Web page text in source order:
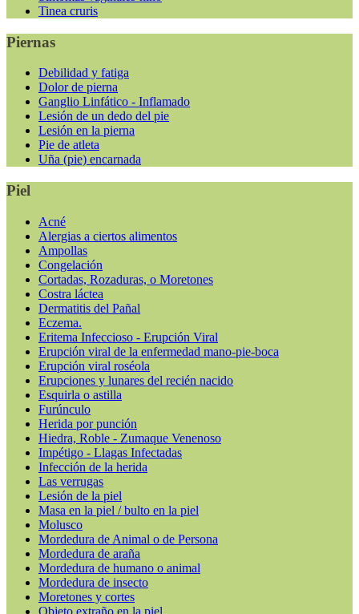
Tinea cruris
Piernas
Debilidad y fatiga
Dolor de pierna
Ganglio Linfático - Inflamado
Lesión de un dedo del pie
Lesión en la pierna
Pie de atleta
Uña (pie) encarnada
Piel
Acné
Alergias a ciertos alimentos
Ampollas
Congelación
Cortadas, Rozaduras, o Moretones
Costra láctea
Dermatitis del Pañal
Eczema.
Eritema Infeccioso - Erupción Viral
Erupción viral de la enfermedad mano-pie-boca
Erupción viral roséola
Erupciones y lunares del recién nacido
Esquirla o astilla
Furúnculo
Herida por punción
Hiedra, Roble - Zumaque Venenoso
Impétigo - Llagas Infectadas
Infección de la herida
Las verrugas
Lesión de la piel
Masa en la piel / bulto en la piel
Molusco
Mordedura de Animal o de Persona
Mordedura de araña
Mordedura de humano o animal
Mordedura de insecto
Moretones y cortes
Objeto extraño en la piel